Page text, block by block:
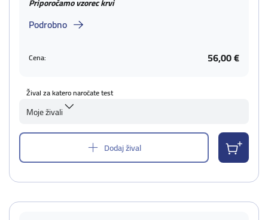
Podrobno
Cena: 56,00 €
Žival za katero naročate test
Moje živali
Dodaj žival